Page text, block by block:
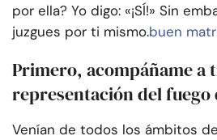
por ella? Yo digo: «¡SÍ!» Sin
juzgues por ti mismo.buen
Primero, acompáñame a
representación del
Venían de todos los ámbitos